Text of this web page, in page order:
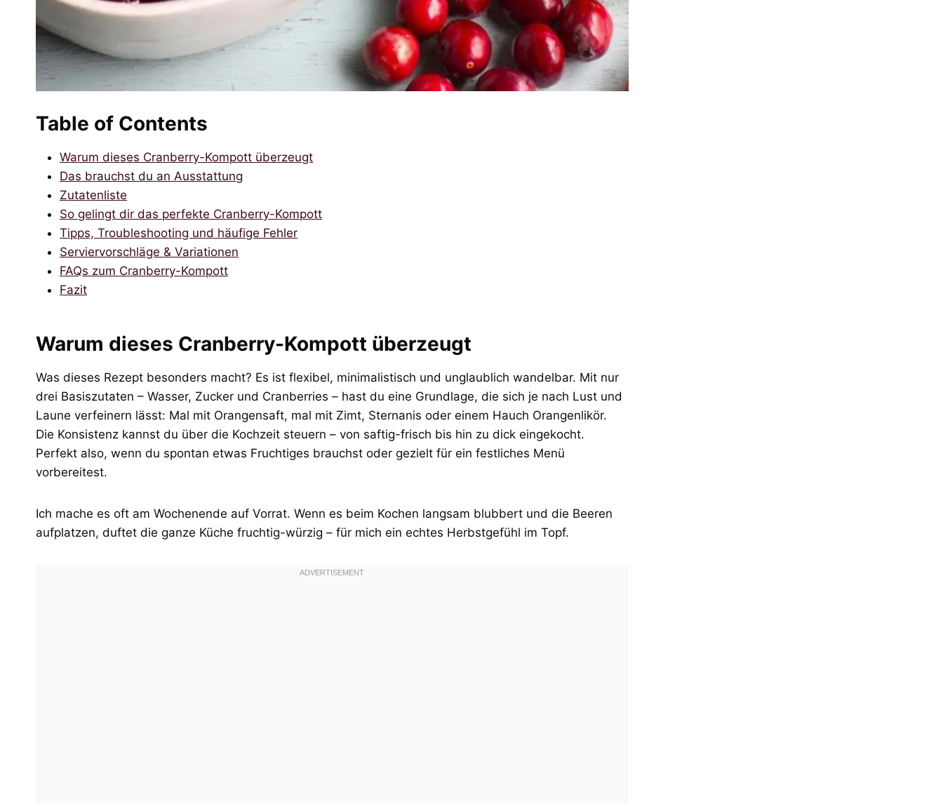
Table of Contents
Warum dieses Cranberry-Kompott überzeugt
Das brauchst du an Ausstattung
Zutatenliste
So gelingt dir das perfekte Cranberry-Kompott
Tipps, Troubleshooting und häufige Fehler
Serviervorschläge & Variationen
FAQs zum Cranberry-Kompott
Fazit
Warum dieses Cranberry-Kompott überzeugt
Was dieses Rezept besonders macht? Es ist flexibel, minimalistisch und unglaublich wandelbar. Mit nur
drei Basiszutaten – Wasser, Zucker und Cranberries – hast du eine Grundlage, die sich je nach Lust und
Laune verfeinern lässt: Mal mit Orangensaft, mal mit Zimt, Sternanis oder einem Hauch Orangenlikör.
Die Konsistenz kannst du über die Kochzeit steuern – von saftig-frisch bis hin zu dick eingekocht.
Perfekt also, wenn du spontan etwas Fruchtiges brauchst oder gezielt für ein festliches Menü
vorbereitest.
Ich mache es oft am Wochenende auf Vorrat. Wenn es beim Kochen langsam blubbert und die Beeren
aufplatzen, duftet die ganze Küche fruchtig-würzig – für mich ein echtes Herbstgefühl im Topf.